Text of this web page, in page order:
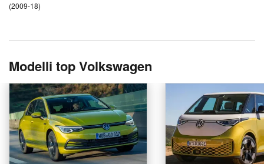
(2009-18)
Modelli top Volkswagen